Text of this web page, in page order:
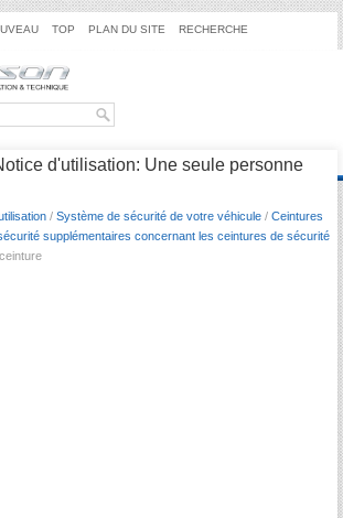
TOP PLAN DU SITE RECHERCHE
d'utilisation: Une seule personne
/ Système de sécurité de votre véhicule / Ceintures
supplémentaires concernant les ceintures de sécurité